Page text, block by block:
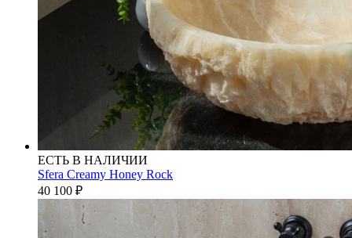
ЕСТЬ В НАЛИЧИИ
Sfera Creamy Honey Rock
40 100 ₽